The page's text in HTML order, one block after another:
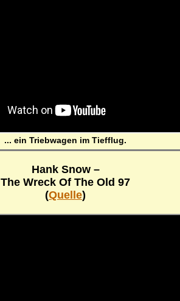
... ein Triebwagen im Tiefflug.
Hank Snow –
The Wreck Of The Old 97
(Quelle)